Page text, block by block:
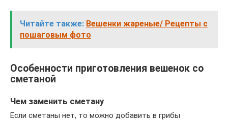
Читайте также: Вешенки жареные/ Рецепты с
пошаговым фото
Особенности приготовления вешенок со
сметаной
Чем заменить сметану
Если сметаны нет, то можно добавить в грибы